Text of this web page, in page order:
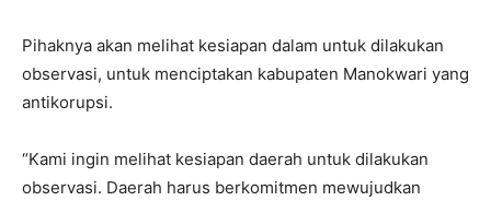
Pihaknya akan melihat kesiapan dalam untuk dilakukan
observasi, untuk menciptakan kabupaten Manokwari yang
antikorupsi.
“Kami ingin melihat kesiapan daerah untuk dilakukan
observasi. Daerah harus berkomitmen mewujudkan